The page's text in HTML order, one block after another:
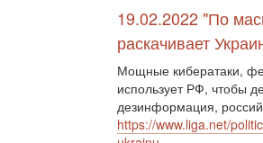
19.02.2022 "По
раскачивает
Мощные кибератаки,
использует РФ, чтобы
дезинформация,
https://www.liga.net/